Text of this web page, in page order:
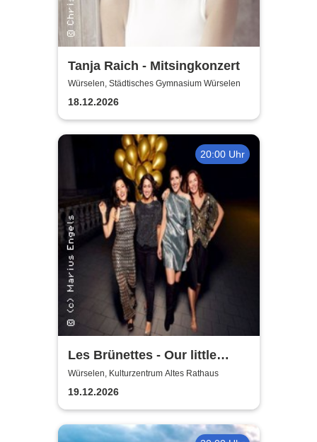
Tanja Raich - Mitsingkonzert
Würselen, Städtisches Gymnasium Würselen
18.12.2026
20:00 Uhr
Les Brünettes - Our little
Christmas
Würselen, Kulturzentrum Altes Rathaus
19.12.2026